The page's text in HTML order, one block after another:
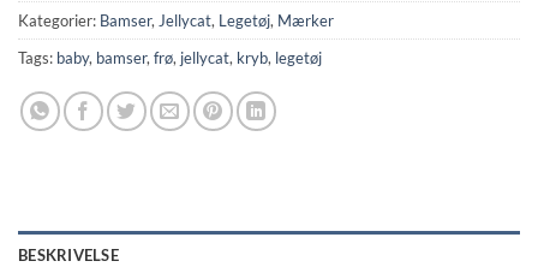
Kategorier: Bamser,Jellycat, Legetøj, Mærker
Tags: baby, bamser,frø, jellycat, kryb, legetøj
BESKRIVELSE